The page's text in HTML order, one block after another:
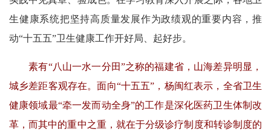
生健康系统把坚持高质量发展作为政绩观的重要内容，推
动“十五五”卫生健康工作开好局、起好步。
素有“八山一水一分田”之称的福建省，山海差异明显，
城乡差距客观存在。面向“十五五”，杨闽红表示，全省卫生
健康领域最“牵一发而动全身”的工作是深化医药卫生体制改
革，而其中的重中之重，就在于分级诊疗制度和转诊制度的